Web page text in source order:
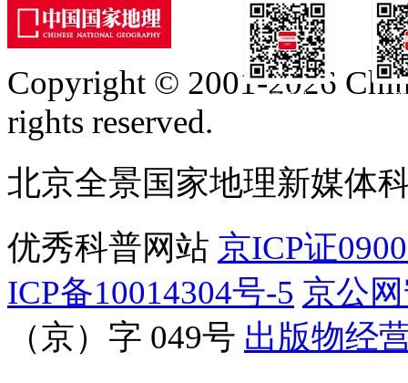
订阅号
Copyright © 2001-2026
rights reserved.
北京全景国家地理新媒体
优秀科普网站 京ICP证
ICP备10014304号-5 京公
（京）字 049号 出版物经